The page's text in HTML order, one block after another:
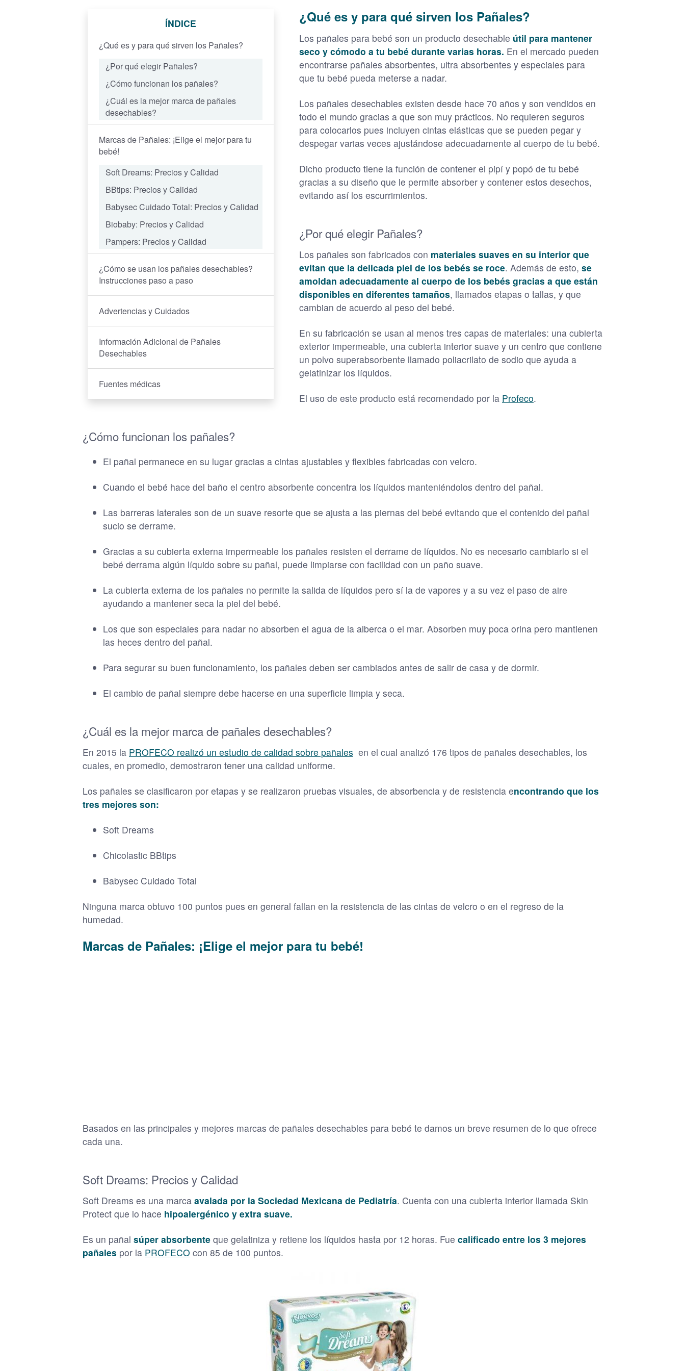
ÍNDICE
¿Qué es y para qué sirven los Pañales?
¿Por qué elegir Pañales?
¿Cómo funcionan los pañales?
¿Cuál es la mejor marca de pañales
desechables?
Marcas de Pañales: ¡Elige el mejor para tu
bebé!
Soft Dreams: Precios y Calidad
BBtips: Precios y Calidad
Babysec Cuidado Total: Precios y Calidad
Biobaby: Precios y Calidad
Pampers: Precios y Calidad
¿Cómo se usan los pañales desechables?
Instrucciones paso a paso
Advertencias y Cuidados
Información Adicional de Pañales
Desechables
Fuentes médicas
¿Qué es y para qué sirven los Pañales?
Los pañales para bebé son un producto desechable útil para mantener
seco y cómodo a tu bebé durante varias horas. En el mercado pueden
encontrarse pañales absorbentes, ultra absorbentes y especiales para
que tu bebé pueda meterse a nadar.
Los pañales desechables existen desde hace 70 años y son vendidos en
todo el mundo gracias a que son muy prácticos. No requieren seguros
para colocarlos pues incluyen cintas elásticas que se pueden pegar y
despegar varias veces ajustándose adecuadamente al cuerpo de tu bebé.
Dicho producto tiene la función de contener el pipí y popó de tu bebé
gracias a su diseño que le permite absorber y contener estos desechos,
evitando así los escurrimientos.
¿Por qué elegir Pañales?
Los pañales son fabricados con materiales suaves en su interior que
evitan que la delicada piel de los bebés se roce. Además de esto, se
amoldan adecuadamente al cuerpo de los bebés gracias a que están
disponibles en diferentes tamaños, llamados etapas o tallas, y que
cambian de acuerdo al peso del bebé.
En su fabricación se usan al menos tres capas de materiales: una cubierta
exterior impermeable, una cubierta interior suave y un centro que contiene
un polvo superabsorbente llamado poliacrilato de sodio que ayuda a
gelatinizar los líquidos.
El uso de este producto está recomendado por la Profeco.
¿Cómo funcionan los pañales?
El pañal permanece en su lugar gracias a cintas ajustables y flexibles fabricadas con velcro.
Cuando el bebé hace del baño el centro absorbente concentra los líquidos manteniéndolos dentro del pañal.
Las barreras laterales son de un suave resorte que se ajusta a las piernas del bebé evitando que el contenido del pañal
sucio se derrame.
Gracias a su cubierta externa impermeable los pañales resisten el derrame de líquidos. No es necesario cambiarlo si el
bebé derrama algún líquido sobre su pañal, puede limpiarse con facilidad con un paño suave.
La cubierta externa de los pañales no permite la salida de líquidos pero sí la de vapores y a su vez el paso de aire
ayudando a mantener seca la piel del bebé.
Los que son especiales para nadar no absorben el agua de la alberca o el mar. Absorben muy poca orina pero mantienen
las heces dentro del pañal.
Para segurar su buen funcionamiento, los pañales deben ser cambiados antes de salir de casa y de dormir.
El cambio de pañal siempre debe hacerse en una superficie limpia y seca.
¿Cuál es la mejor marca de pañales desechables?
En 2015 la PROFECO realizó un estudio de calidad sobre pañales en el cual analizó 176 tipos de pañales desechables, los
cuales, en promedio, demostraron tener una calidad uniforme.
Los pañales se clasificaron por etapas y se realizaron pruebas visuales, de absorbencia y de resistencia encontrando que los
tres mejores son:
Soft Dreams
Chicolastic BBtips
Babysec Cuidado Total
Ninguna marca obtuvo 100 puntos pues en general fallan en la resistencia de las cintas de velcro o en el regreso de la
humedad.
Marcas de Pañales: ¡Elige el mejor para tu bebé!
Basados en las principales y mejores marcas de pañales desechables para bebé te damos un breve resumen de lo que ofrece
cada una.
Soft Dreams: Precios y Calidad
Soft Dreams es una marca avalada por la Sociedad Mexicana de Pediatría. Cuenta con una cubierta interior llamada Skin
Protect que lo hace hipoalergénico y extra suave.
Es un pañal súper absorbente que gelatiniza y retiene los líquidos hasta por 12 horas. Fue calificado entre los 3 mejores
pañales por la PROFECO con 85 de 100 puntos.